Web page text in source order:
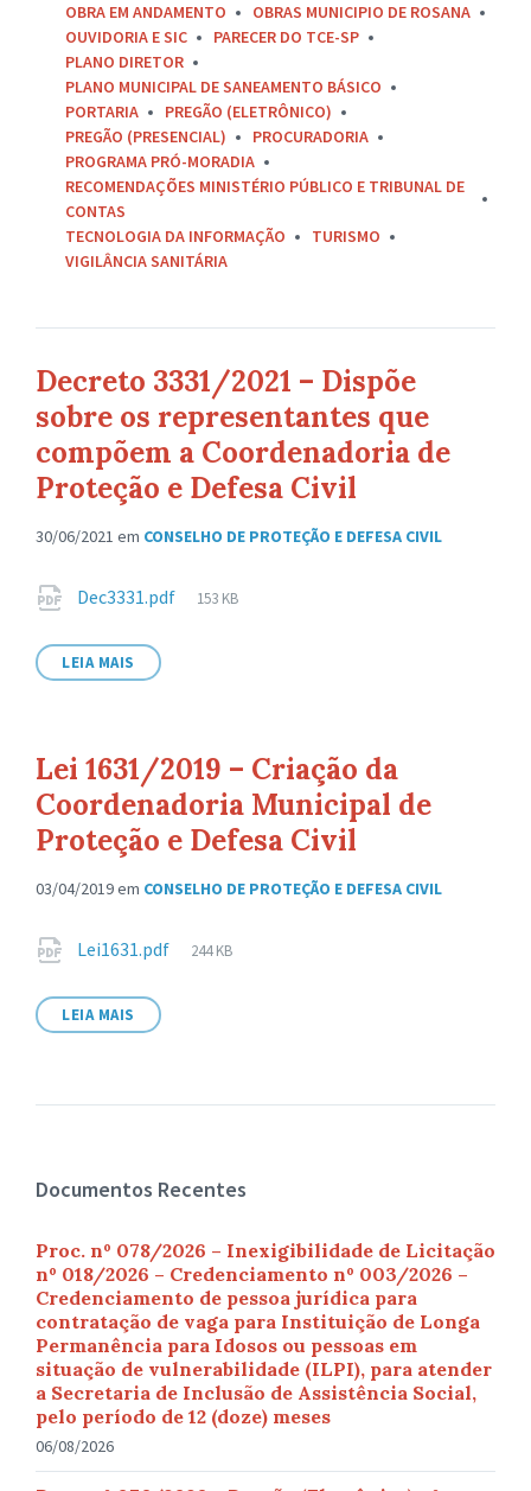
OBRA EM ANDAMENTO
OBRAS MUNICIPIO DE ROSANA
OUVIDORIA E SIC
PARECER DO TCE-SP
PLANO DIRETOR
PLANO MUNICIPAL DE SANEAMENTO BÁSICO
PORTARIA
PREGÃO (ELETRÔNICO)
PREGÃO (PRESENCIAL)
PROCURADORIA
PROGRAMA PRÓ-MORADIA
RECOMENDAÇÕES MINISTÉRIO PÚBLICO E TRIBUNAL DE
CONTAS
TECNOLOGIA DA INFORMAÇÃO
TURISMO
VIGILÂNCIA SANITÁRIA
Decreto 3331/2021 – Dispõe
sobre os representantes que
compõem a Coordenadoria de
Proteção e Defesa Civil
30/06/2021 em CONSELHO DE PROTEÇÃO E DEFESA CIVIL
Anexos
Dec3331.pdf
Tamanho
153 KB
LEIA MAIS
Lei 1631/2019 – Criação da
Coordenadoria Municipal de
Proteção e Defesa Civil
03/04/2019em CONSELHO DE PROTEÇÃO E DEFESA CIVIL
Anexos
Lei1631.pdf
Tamanho
244 KB
LEIA MAIS
Documentos Recentes
Proc. nº 078/2026 – Inexigibilidade de Licitação
nº 018/2026 – Credenciamento nº 003/2026 –
Credenciamento de pessoa jurídica para
contratação de vaga para Instituição de Longa
Permanência para Idosos ou pessoas em
situação de vulnerabilidade (ILPI), para atender
a Secretaria de Inclusão de Assistência Social,
pelo período de 12 (doze) meses
06/08/2026